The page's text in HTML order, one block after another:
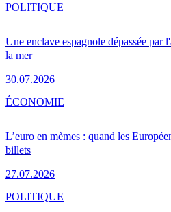
Une enclave espagnole dépassée
la mer
30.07.2026
POLITIQUE
L’euro en mèmes : quand les
billets
27.07.2026
ÉCONOMIE
POLITIQUE